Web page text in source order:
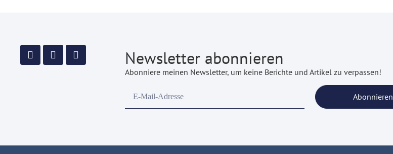
Newsletter abonnieren
Abonniere meinen Newsletter, um keine Berichte und Artikel zu verpassen!
Abonnieren